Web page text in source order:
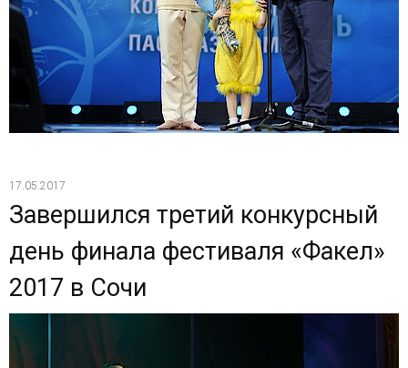
17.05.2017
Завершился третий конкурсный
день финала фестиваля «Факел»
2017 в Сочи